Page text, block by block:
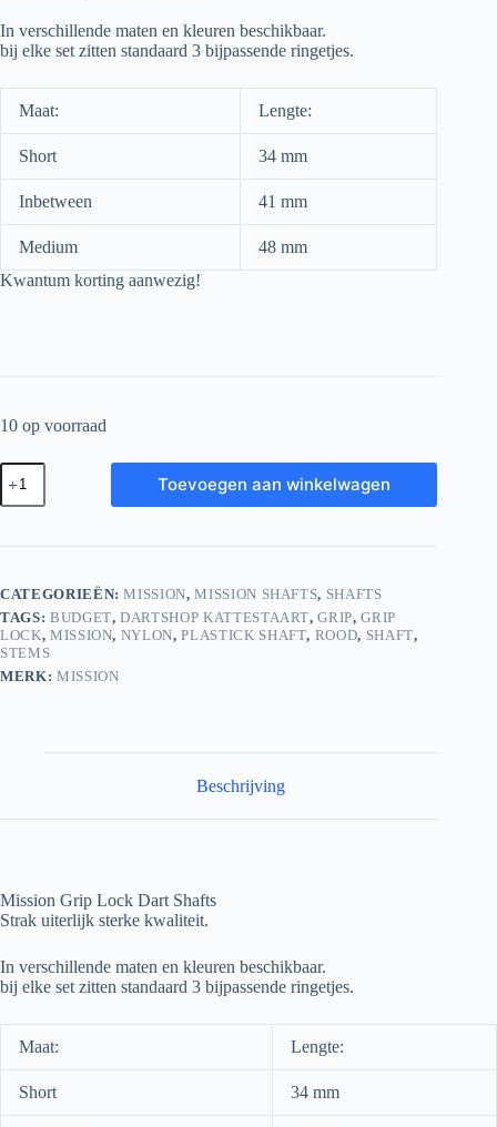
In verschillende maten en kleuren beschikbaar.
bij elke set zitten standaard 3 bijpassende ringetjes.
Maat: Lengte:
Short 34 mm
Inbetween 41 mm
Medium
48 mm
Kwantum korting aanwezig!
10 op voorraad
Mission
Grip
Lock
Shafts
aantal
Toevoegen aan winkelwagen
CATEGORIEËN:MISSION,MISSION SHAFTS, SHAFTS
TAGS: BUDGET,DARTSHOP KATTESTAART,GRIP,GRIP
LOCK, MISSION, NYLON,PLASTICK SHAFT, ROOD, SHAFT,
STEMS
MERK: MISSION
Beschrijving
Mission Grip Lock Dart Shafts
Strak uiterlijk sterke kwaliteit.
In verschillende maten en kleuren beschikbaar.
bij elke set zitten standaard 3 bijpassende ringetjes.
Maat: Lengte:
Short 34 mm